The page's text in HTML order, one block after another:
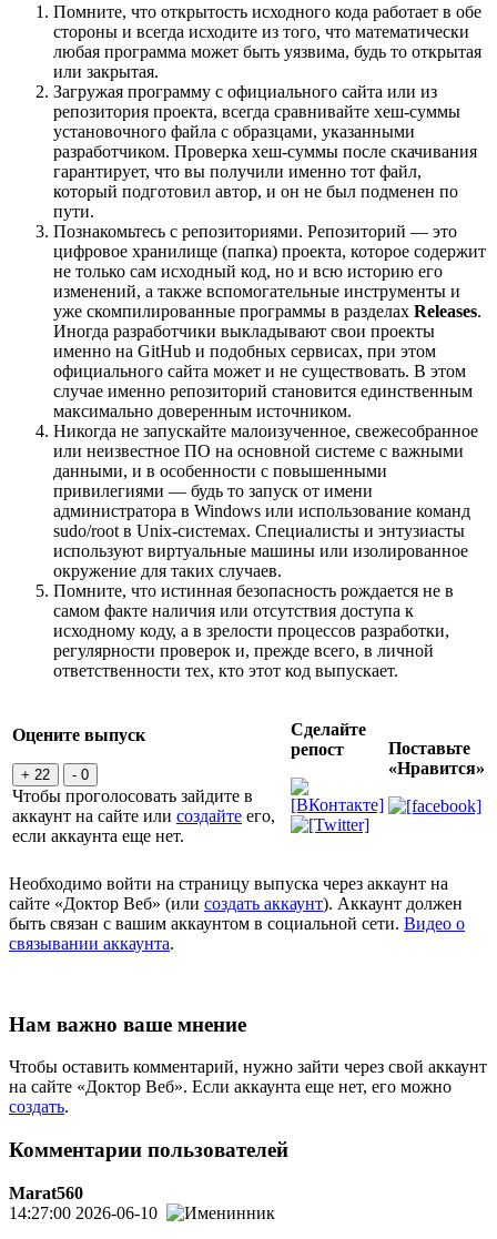
Помните, что открытость исходного кода работает в обе
стороны и всегда исходите из того, что математически
любая программа может быть уязвима, будь то открытая
или закрытая.
Загружая программу с официального сайта или из
репозитория проекта, всегда сравнивайте хеш-суммы
установочного файла с образцами, указанными
разработчиком. Проверка хеш-суммы после скачивания
гарантирует, что вы получили именно тот файл,
который подготовил автор, и он не был подменен по
пути.
Познакомьтесь с репозиториями. Репозиторий — это
цифровое хранилище (папка) проекта, которое содержит
не только сам исходный код, но и всю историю его
изменений, а также вспомогательные инструменты и
уже скомпилированные программы в разделах Releases.
Иногда разработчики выкладывают свои проекты
именно на GitHub и подобных сервисах, при этом
официального сайта может и не существовать. В этом
случае именно репозиторий становится единственным
максимально доверенным источником.
Никогда не запускайте малоизученное, свежесобранное
или неизвестное ПО на основной системе с важными
данными, и в особенности с повышенными
привилегиями — будь то запуск от имени
администратора в Windows или использование команд
sudo/root в Unix-системах. Специалисты и энтузиасты
используют виртуальные машины или изолированное
окружение для таких случаев.
Помните, что истинная безопасность рождается не в
самом факте наличия или отсутствия доступа к
исходному коду, а в зрелости процессов разработки,
регулярности проверок и, прежде всего, в личной
ответственности тех, кто этот код выпускает.
Оцените выпуск
+ 22 - 0
Чтобы проголосовать зайдите в
аккаунт на сайте или создайте его,
если аккаунта еще нет.
Сделайте
репост
Поставьте
«Нравится»
Необходимо войти на страницу выпуска через аккаунт на
сайте «Доктор Веб» (или создать аккаунт). Аккаунт должен
быть связан с вашим аккаунтом в социальной сети. Видео о
связывании аккаунта.
Нам важно ваше мнение
Чтобы оставить комментарий, нужно зайти через свой аккаунт
на сайте «Доктор Веб». Если аккаунта еще нет, его можно
создать.
Комментарии пользователей
Marat560
14:27:00 2026-06-10